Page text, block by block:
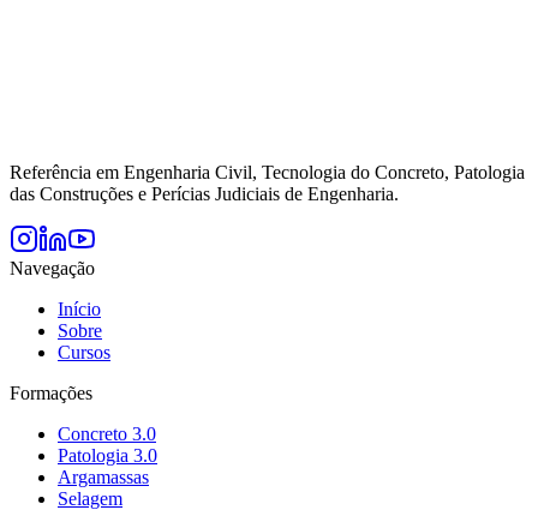
Referência em Engenharia Civil, Tecnologia do Concreto, Patologia
das Construções e Perícias Judiciais de Engenharia.
Navegação
Início
Sobre
Cursos
Formações
Concreto 3.0
Patologia 3.0
Argamassas
Selagem